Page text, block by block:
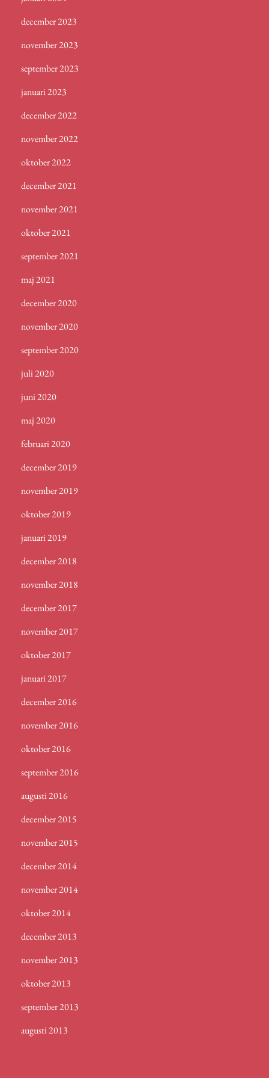
december 2023
november 2023
september 2023
januari 2023
december 2022
november 2022
oktober 2022
december 2021
november 2021
oktober 2021
september 2021
maj 2021
december 2020
november 2020
september 2020
juli 2020
juni 2020
maj 2020
februari 2020
december 2019
november 2019
oktober 2019
januari 2019
december 2018
november 2018
december 2017
november 2017
oktober 2017
januari 2017
december 2016
november 2016
oktober 2016
september 2016
augusti 2016
december 2015
november 2015
december 2014
november 2014
oktober 2014
december 2013
november 2013
oktober 2013
september 2013
augusti 2013